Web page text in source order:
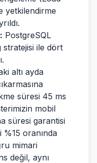
yetkilendirme
PostgreSQL
stratejisi ile dört
altı ayda
süresi 45 ms
mobil
süresi garantisi
oranında
mimari
değil, aynı